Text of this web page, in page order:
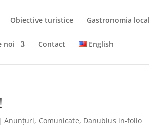
Obiective turistice Gastronomia
noi Contact English
|Anunțuri, Comunicate, Danubius in-folio